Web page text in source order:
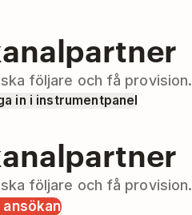
följare och få provision.
in i instrumentpanel
följare och få provision.
ansökan